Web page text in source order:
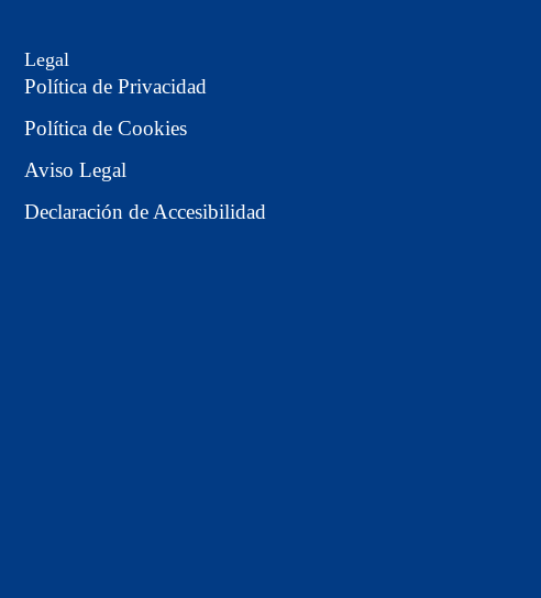
Legal
Política de Privacidad
Política de Cookies
Aviso Legal
Declaración de Accesibilidad